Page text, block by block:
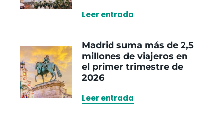
Leer entrada
Madrid suma más de 2,5
millones de viajeros en
el primer trimestre de
2026
Leer entrada